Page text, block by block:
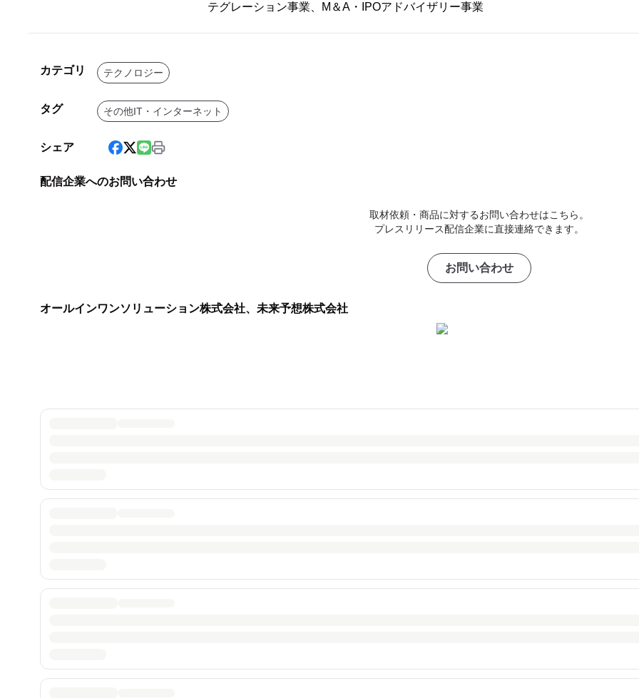
テグレーション事業、M＆A・IPOアドバイザリー事業
カテゴリ テクノロジー
タグ その他IT・インターネット
シェア
配信企業へのお問い合わせ
取材依頼・商品に対するお問い合わせはこちら。
プレスリリース配信企業に直接連絡できます。
お問い合わせ
オールインワンソリューション株式会社、未来予想株式会社